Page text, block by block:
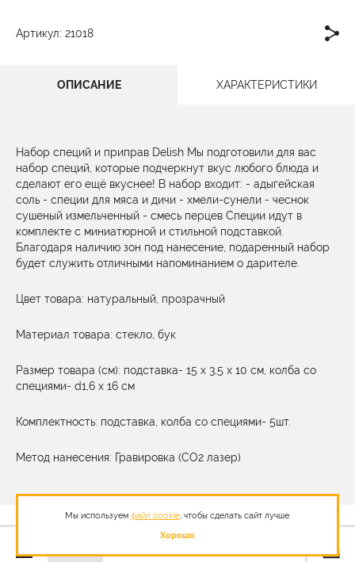
Артикул: 21018
ОПИСАНИЕ ХАРАКТЕРИСТИКИ
Набор специй и приправ Delish Мы подготовили для вас
набор специй, которые подчеркнут вкус любого блюда и
сделают его ещё вкуснее! В набор входит: - адыгейская
соль - специи для мяса и дичи - хмели-сунели - чеснок
сушеный измельченный - смесь перцев Специи идут в
комплекте с миниатюрной и стильной подставкой.
Благодаря наличию зон под нанесение, подаренный набор
будет служить отличными напоминанием о дарителе.
Цвет товара: натуральный, прозрачный
Материал товара: стекло, бук
Размер товара (см): подставка- 15 х 3,5 х 10 см, колба со
специями- d1,6 х 16 см
Комплектность: подставка, колба со специями- 5шт.
Метод нанесения: Гравировка (CO2 лазер)
Мы используем файл cookie, чтобы сделать сайт лучше.
Хорошо